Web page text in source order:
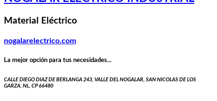
Material Eléctrico
nogalarelectrico.com
La mejor opción para tus necesidades...
CALLE DIEGO DIAZ DE BERLANGA 243, VALLE DEL NOGALAR, SAN NICOLAS DE LOS
GARZA, NL, CP 66480